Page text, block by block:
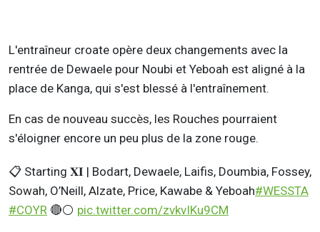
L'entraîneur croate opère deux changements avec la
rentrée de Dewaele pour Noubi et Yeboah est aligné à la
place de Kanga, qui s'est blessé à l'entraînement.
En cas de nouveau succès, les Rouches pourraient
s'éloigner encore un peu plus de la zone rouge.
📋 Starting 𝐗𝐈 | Bodart, Dewaele, Laifis, Doumbia, Fossey,
Sowah, O’Neill, Alzate, Price, Kawabe & Yeboah#WESSTA
#COYR 🔴⚪ pic.twitter.com/zvkvIKu9CM